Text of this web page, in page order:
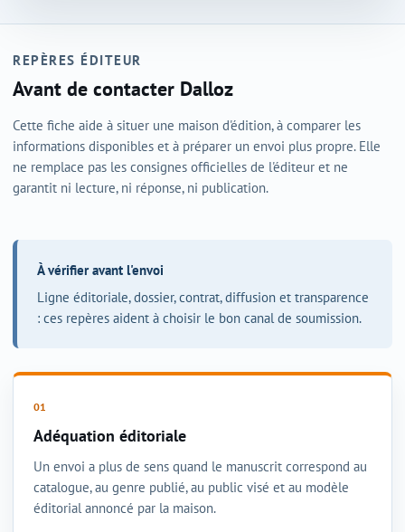
REPÈRES ÉDITEUR
Avant de contacter Dalloz
Cette fiche aide à situer une maison d'édition, à comparer les
informations disponibles et à préparer un envoi plus propre. Elle
ne remplace pas les consignes officielles de l'éditeur et ne
garantit ni lecture, ni réponse, ni publication.
À vérifier avant l'envoi
Ligne éditoriale, dossier, contrat, diffusion et transparence
: ces repères aident à choisir le bon canal de soumission.
Adéquation éditoriale
Un envoi a plus de sens quand le manuscrit correspond au
catalogue, au genre publié, au public visé et au modèle
éditorial annoncé par la maison.